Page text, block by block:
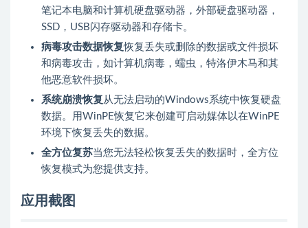
笔记本电脑和计算机硬盘驱动器，外部硬盘驱动器，
SSD，USB闪存驱动器和存储卡。
病毒攻击数据恢复恢复丢失或删除的数据或文件损坏
和病毒攻击，如计算机病毒，蠕虫，特洛伊木马和其
他恶意软件损坏。
系统崩溃恢复 从无法启动的Windows系统中恢复硬盘
数据。用WinPE恢复它来创建可启动媒体以在WinPE
环境下恢复丢失的数据。
全方位复苏当您无法轻松恢复丢失的数据时，全方位
恢复模式为您提供支持。
应用截图